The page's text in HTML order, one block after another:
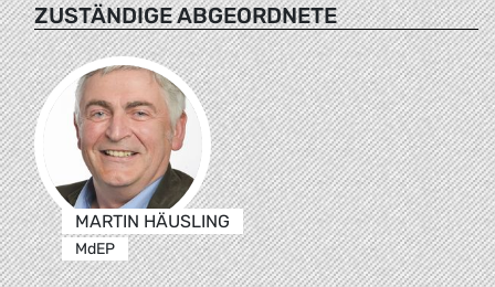
ZUSTÄNDIGE ABGEORDNETE
MARTIN HÄUSLING
MdEP